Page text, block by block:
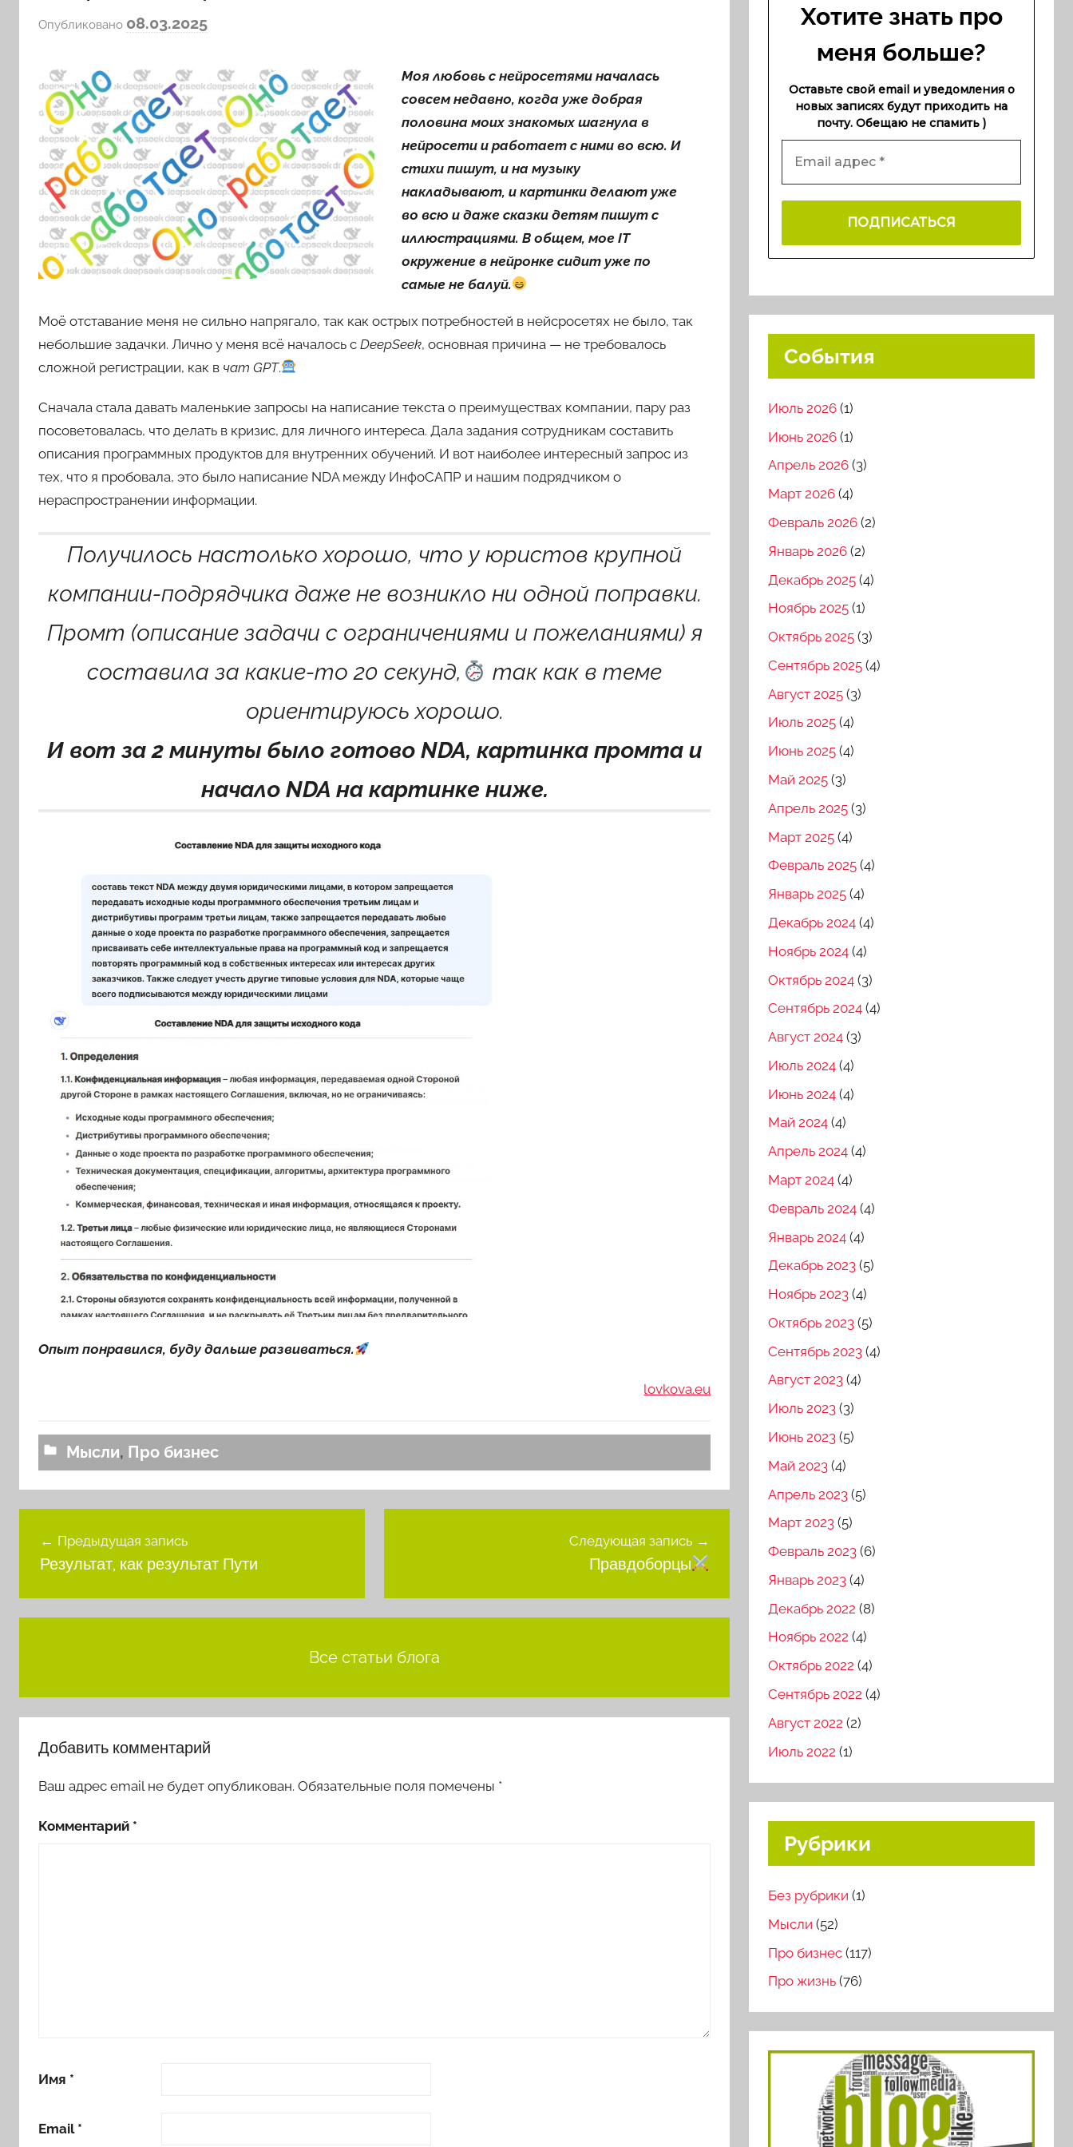
Опубликовано 08.03.2025
о
м
l
o
v
k
o
v
Моя любовь с нейросетями началась
совсем недавно, когда уже добрая
половина моих знакомых шагнула в
нейросети и работает с ними во всю. И
стихи пишут, и на музыку
накладывают, и картинки делают уже
во всю и даже сказки детям пишут с
иллюстрациями. В общем, мое IT
окружение в нейронке сидит уже по
самые не балуй.
Моё отставание меня не сильно напрягало, так как острых потребностей в нейсросетях не было, так
небольшие задачки. Лично у меня всё началось с DeepSeek, основная причина — не требовалось
сложной регистрации, как в чат GPT.
Сначала стала давать маленькие запросы на написание текста о преимуществах компании, пару раз
посоветовалась, что делать в кризис, для личного интереса. Дала задания сотрудникам составить
описания программных продуктов для внутренних обучений. И вот наиболее интересный запрос из
тех, что я пробовала, это было написание NDA между ИнфоСАПР и нашим подрядчиком о
нераспространении информации.
Получилось настолько хорошо, что у юристов крупной
компании-подрядчика даже не возникло ни одной поправки.
Промт (описание задачи с ограничениями и пожеланиями) я
составила за какие-то 20 секунд,
так как в теме
ориентируюсь хорошо.
И вот за 2 минуты было готово NDA, картинка промта и
начало NDA на картинке ниже.
Опыт понравился, буду дальше развиваться.
lovkova.eu
Мысли, Про бизнес
по
записям
Предыдущая запись
Результат, как результат Пути
Следующая запись
Правдоборцы
Все статьи блога
Добавить комментарий
Ваш адрес email не будет опубликован. Обязательные поля помечены *
Комментарий *
Имя *
Email *
Хотите знать про
меня больше?
Оставьте свой email и уведомления о
новых записях будут приходить на
почту. Обещаю не спамить )
События
Июль 2026 (1)
Июнь 2026 (1)
Апрель 2026 (3)
Март 2026 (4)
Февраль 2026 (2)
Январь 2026 (2)
Декабрь 2025 (4)
Ноябрь 2025 (1)
Октябрь 2025 (3)
Сентябрь 2025 (4)
Август 2025 (3)
Июль 2025 (4)
Июнь 2025 (4)
Май 2025 (3)
Апрель 2025 (3)
Март 2025 (4)
Февраль 2025 (4)
Январь 2025 (4)
Декабрь 2024 (4)
Ноябрь 2024 (4)
Октябрь 2024 (3)
Сентябрь 2024 (4)
Август 2024 (3)
Июль 2024 (4)
Июнь 2024 (4)
Май 2024 (4)
Апрель 2024 (4)
Март 2024 (4)
Февраль 2024 (4)
Январь 2024 (4)
Декабрь 2023 (5)
Ноябрь 2023 (4)
Октябрь 2023 (5)
Сентябрь 2023 (4)
Август 2023 (4)
Июль 2023 (3)
Июнь 2023 (5)
Май 2023 (4)
Апрель 2023 (5)
Март 2023 (5)
Февраль 2023 (6)
Январь 2023 (4)
Декабрь 2022 (8)
Ноябрь 2022 (4)
Октябрь 2022 (4)
Сентябрь 2022 (4)
Август 2022 (2)
Июль 2022 (1)
Рубрики
Без рубрики (1)
Мысли (52)
Про бизнес (117)
Про жизнь (76)